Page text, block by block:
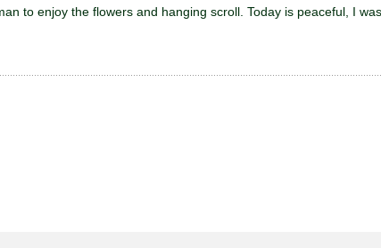
to enjoy the flowers and hanging scroll. Today is peaceful, I was